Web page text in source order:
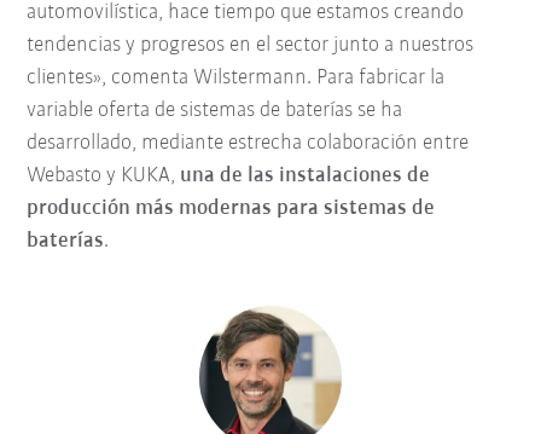
automovilística, hace tiempo que estamos creando
tendencias y progresos en el sector junto a nuestros
clientes», comenta Wilstermann. Para fabricar la
variable oferta de sistemas de baterías se ha
desarrollado, mediante estrecha colaboración entre
Webasto y KUKA, una de las instalaciones de
producción más modernas para sistemas de
baterías.